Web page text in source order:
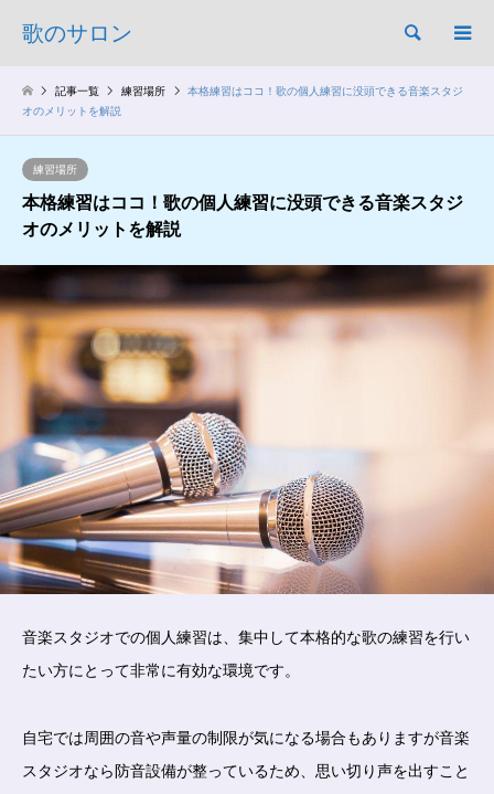
歌のサロン 検索
記事一覧 練習場所
本格練習はココ！歌の個人練習に没頭できる音楽スタジ
オのメリットを解説
練習場所
本格練習はココ！歌の個人練習に没頭できる音楽スタジ
オのメリットを解説
音楽スタジオでの個人練習は、集中して本格的な歌の練習を行い
たい方にとって非常に有効な環境です。
自宅では周囲の音や声量の制限が気になる場合もありますが音楽
スタジオなら防音設備が整っているため、思い切り声を出すこと